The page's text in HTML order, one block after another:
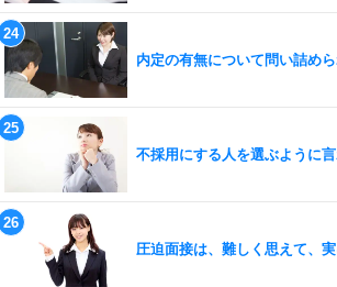
内定の有無について問い詰めら
不採用にする人を選ぶように言
圧迫面接は、難しく思えて、実